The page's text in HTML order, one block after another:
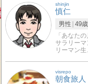
shinjin
慎仁
男性 49歳
「あなた
サラリー
リーマン生
visrepo
朝食旅人